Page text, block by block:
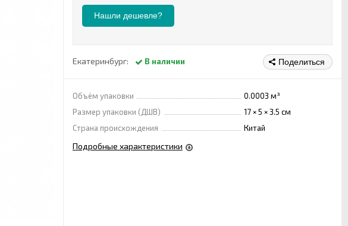
Нашли дешевле?
Екатеринбург: В наличии Поделиться
Объём упаковки
0.0003 м³
Размер упаковки (ДШВ)
17 × 5 × 3.5 см
Страна происхождения
Китай
Подробные характеристики